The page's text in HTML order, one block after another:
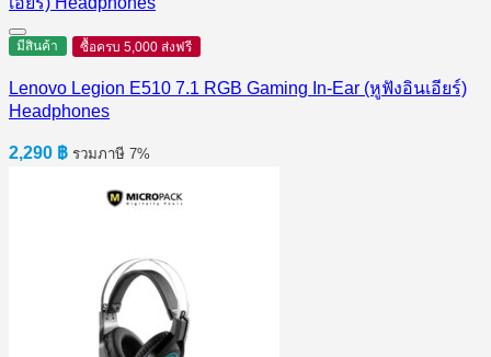
มีสินค้า ซื้อครบ 5,000 ส่งฟรี
Lenovo Legion E510 7.1 RGB Gaming In-Ear (หูฟังอินเอียร์)
Headphones
2,290 ฿ รวมภาษี 7%